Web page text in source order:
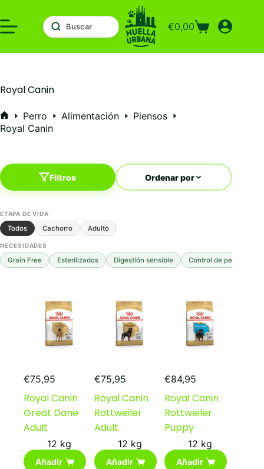
al
contenido
Carro
compra
€0,00
Royal Canin
Inicio
Perro Alimentación
Piensos
Royal Canin
Filtros Ordenar por
ETAPA DE VIDA
Todos Cachorro Adulto
NECESIDADES
Grain Free Esterilizados Digestión sensible Control de peso
€75,95
Royal Canin
Great Dane
Adult
12 kg
Añadir
€75,95
Royal Canin
Rottweiler
Adult
12 kg
Añadir
€84,95
Royal Canin
Rottweiler
Puppy
12 kg
Añadir